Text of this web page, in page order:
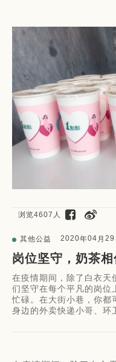
其他公益 2020年04 月 29
浏览4607人
岗位坚守，奶茶
在疫情期间，除了白衣天
们坚守在每个平凡的岗位
忙碌。在大街小巷，你都
身边的外卖快递小哥、环